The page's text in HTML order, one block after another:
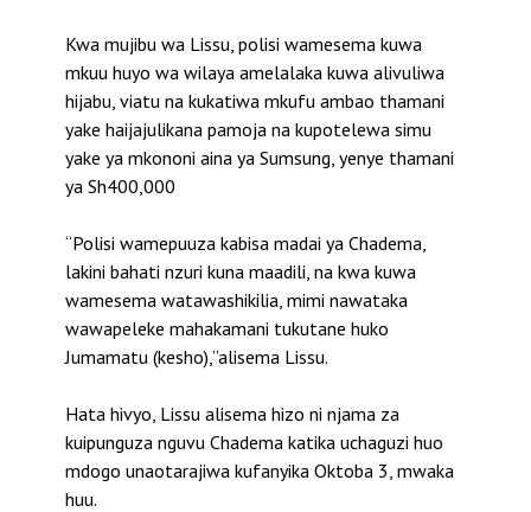
Kwa mujibu wa Lissu, polisi wamesema kuwa
mkuu huyo wa wilaya amelalaka kuwa alivuliwa
hijabu, viatu na kukatiwa mkufu ambao thamani
yake haijajulikana pamoja na kupotelewa simu
yake ya mkononi aina ya Sumsung, yenye thamani
ya Sh400,000
“Polisi wamepuuza kabisa madai ya Chadema,
lakini bahati nzuri kuna maadili, na kwa kuwa
wamesema watawashikilia, mimi nawataka
wawapeleke mahakamani tukutane huko
Jumamatu (kesho),”alisema Lissu.
Hata hivyo, Lissu alisema hizo ni njama za
kuipunguza nguvu Chadema katika uchaguzi huo
mdogo unaotarajiwa kufanyika Oktoba 3, mwaka
huu.